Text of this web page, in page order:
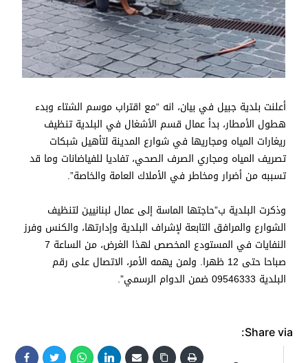
أعلنت بلدية جبيل في بيان، انه “مع اقتراب موسم الشتاء وبدء
هطول الأمطار، بدأ عمال قسم الأشغال في البلدية تنظيف
ريغارات المياه ومجاريها في شوارع المدينة لتأهيل شبكات
تصريف المياه ومجاري الصرف الصحي، تفاديا للفياضانات وما قد
تسببه من أضرار ومخاطر في الأملاك العامة والخاصة”.
وذكرت البلدية ب”حاجتها الماسة إلى عمال لبنانيين لتنظيف
الشوارع والمرافق التابعة لإشراف البلدية وإدارتها، والكنس وفرز
النفايات في المستودع المخصص لهذا الغرض، من الساعة 7
صباحا حتى 12 ظهرا. ولمن يهمه الأمر، الاتصال على رقم
البلدية 09546333 ضمن الدوام الرسمي”.
Share via: